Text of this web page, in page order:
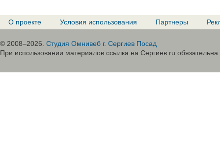
О проекте Условия использования Партнеры
© 2008–2026. Студия Омнивеб г. Сергиев Посад
При использовании материалов ссылка на Сергиев.ru обязательна.